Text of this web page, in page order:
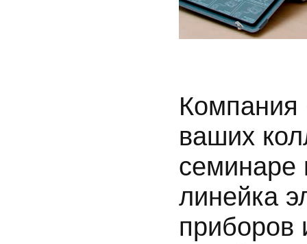
ваших
семинаре
линейка
приборов